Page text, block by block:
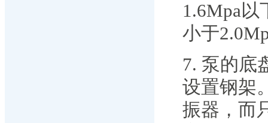
1.6Mpa
小于
7. 泵的底
设置钢架
振器，而